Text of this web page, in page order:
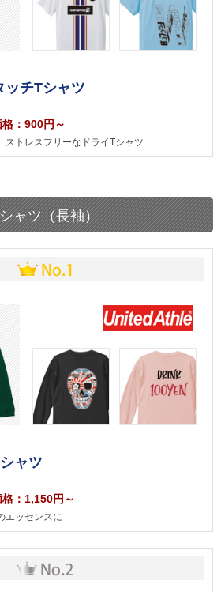
ッチTシャツ
：900円～
ストレスフリーなドライTシャツ
ャツ（長袖）
ャツ
：1,150円～
エッセンスに